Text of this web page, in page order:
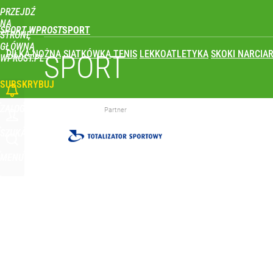
PRZEJDŹ
NA
STRONĘ
GŁÓWNĄ
WPROST.PL
SPORT WPROST
PIŁKA NOŻNA SIATKÓWKA TENIS LEKKOATLETYKA SKOKI
SUBSKRYBUJ
Ukrainka koszmarem Igi Świątek? Popsute
To największa siła reprezentacji Polski. Reszta
SPORT
Partner